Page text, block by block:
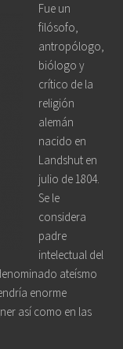
Fue un
filósofo,
antropólogo,
biólogo y
crítico de la
religión
alemán
nacido en
Landshut en
julio de 1804.
Se le
considera
padre
intelectual del
ateísmo
enorme
así como en las